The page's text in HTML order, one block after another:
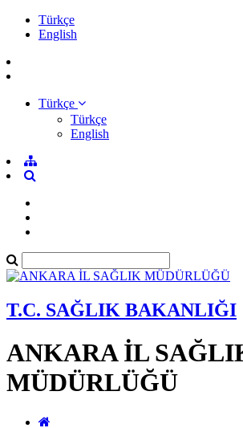
Türkçe
English
Türkçe
Türkçe
English
T.C. SAĞLIK BAKANLIĞI
ANKARA İL
MÜDÜRLÜĞÜ